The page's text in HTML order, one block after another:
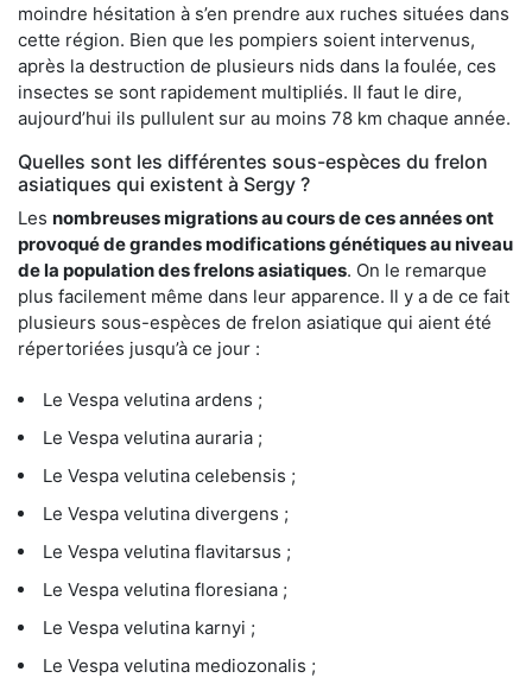
moindre hésitation à s’en prendre aux ruches situées dans
cette région. Bien que les pompiers soient intervenus,
après la destruction de plusieurs nids dans la foulée, ces
insectes se sont rapidement multipliés. Il faut le dire,
aujourd’hui ils pullulent sur au moins 78 km chaque année.
Quelles sont les différentes sous-espèces du frelon
asiatiques qui existent à Sergy ?
Les nombreuses migrations au cours de ces années ont
provoqué de grandes modifications génétiques au niveau
de la population des frelons asiatiques. On le remarque
plus facilement même dans leur apparence. Il y a de ce fait
plusieurs sous-espèces de frelon asiatique qui aient été
répertoriées jusqu’à ce jour :
Le Vespa velutina ardens ;
Le Vespa velutina auraria ;
Le Vespa velutina celebensis ;
Le Vespa velutina divergens ;
Le Vespa velutina flavitarsus ;
Le Vespa velutina floresiana ;
Le Vespa velutina karnyi ;
Le Vespa velutina mediozonalis ;